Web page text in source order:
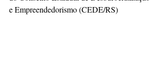
e Empreendedorismo (CEDE/RS)